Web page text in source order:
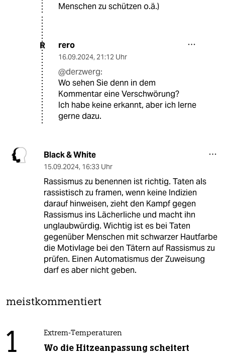
Menschen zu schützen o.ä.)
R rero
16.09.2024, 21:12 Uhr
@derzwerg:
Wo sehen Sie denn in dem
Kommentar eine Verschwörung?
Ich habe keine erkannt, aber ich lerne
gerne dazu.
Black & White
15.09.2024, 16:33 Uhr
Rassismus zu benennen ist richtig. Taten als
rassistisch zu framen, wenn keine Indizien
darauf hinweisen, zieht den Kampf gegen
Rassismus ins Lächerliche und macht ihn
unglaubwürdig. Wichtig ist es bei Taten
gegenüber Menschen mit schwarzer Hautfarbe
die Motivlage bei den Tätern auf Rassismus zu
prüfen. Einen Automatismus der Zuweisung
darf es aber nicht geben.
meistkommentiert
1 Extrem-Temperaturen
Wo die Hitzeanpassung scheitert